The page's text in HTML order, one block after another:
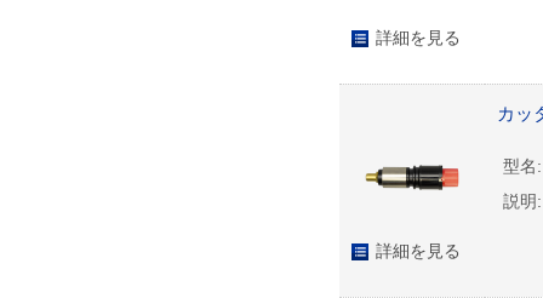
詳細を見る
詳細を見る
カッ
型名:
説明: